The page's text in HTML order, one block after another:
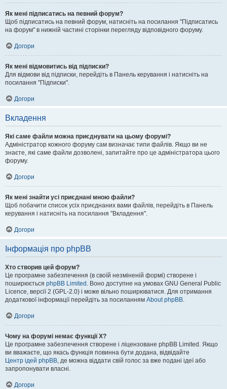
Як мені підписатись на певний форум?
Щоб підписатись на певний форум, натисніть на посилання "Підписатись
на форум" в нижній частині сторінки перегляду відповідного форуму.
Догори
Як мені відмовитись від підписки?
Для відмови від підписки, перейдіть в Панель керування і натисніть на
посилання "Підписки".
Догори
Вкладення
Які саме файли можна приєднувати на цьому форумі?
Адміністратор кожного форуму сам визначає типи файлів. Якщо ви не
знаєте, які саме файли дозволені, запитайте про це адміністратора цього
форуму.
Догори
Як мені знайти усі приєднані мною файли?
Щоб побачити список усіх приєднаних вами файлів, перейдіть в Панель
керування і натисніть на посилання "Вкладення".
Догори
Інформація про phpBB
Хто створив цей форум?
Це програмне забезпечення (в своїй незміненій формі) створене і
поширюється phpBB Limited . Воно доступне на умовах GNU General Public
Licence, версії 2 (GPL-2.0) і може вільно поширюватися. Для отримання
додаткової інформації перейдіть за посиланням About phpBB.
Догори
Чому на форумі немає функції X?
Це програмне забезпечення створене і ліцензоване phpBB Limited. Якщо
ви вважаєте, що якась функція повинна бути додана, відвідайте
Центр ідей phpBB, де можна віддати свій голос за вже подані ідеї або
запропонувати власні.
Догори